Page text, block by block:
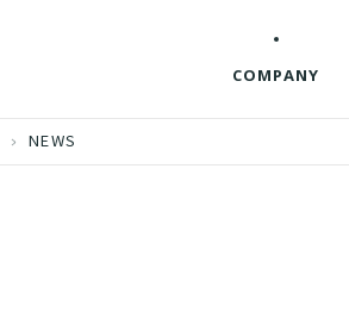
COMPANY
NEWS